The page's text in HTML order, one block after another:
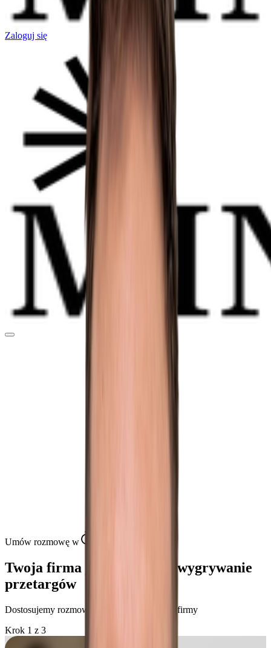
Zaloguj się
Umów rozmowę w
Twoja firma jest gotowa na wygrywanie
przetargów
Dostosujemy rozmowę pod potrzeby Twojej firmy
Krok 1 z 3